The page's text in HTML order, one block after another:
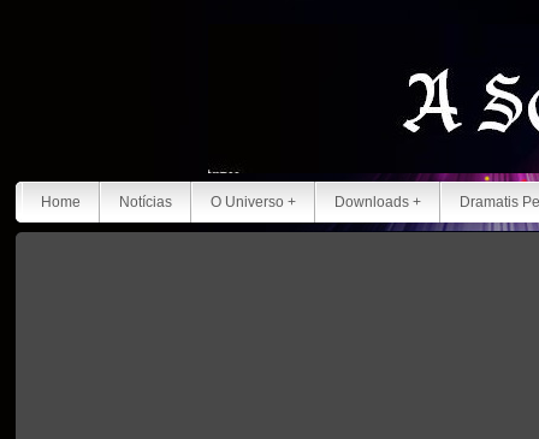
Home Notícias O Universo + Downloads + Dramatis